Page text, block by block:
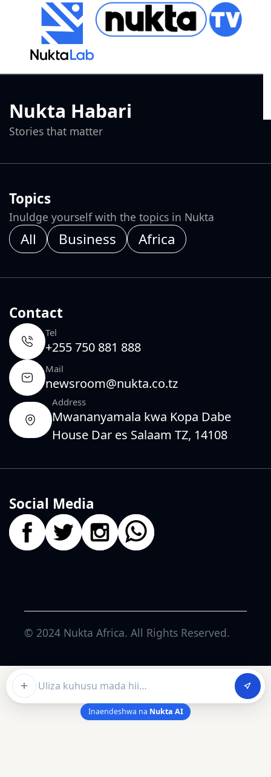
Ask about this article
Inaendeshwa na Nukta AI
Nukta Habari
Stories that matter
Topics
Inuldge yourself with the topics in Nukta
All Business Africa
Contact
Tel
+255 750 881 888
Mail
newsroom@nukta.co.tz
Address
Mwananyamala kwa Kopa Dabe
House Dar es Salaam TZ, 14108
Social Media
© 2024 Nukta Africa. All Rights Reserved.